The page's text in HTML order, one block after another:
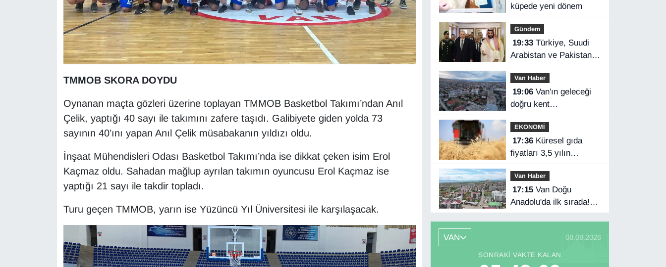
TMMOB SKORA DOYDU
Oynanan maçta gözleri üzerine toplayan TMMOB Basketbol Takımı’ndan Anıl
Çelik, yaptığı 40 sayı ile takımını zafere taşıdı. Galibiyete giden yolda 73
sayının 40’ını yapan Anıl Çelik müsabakanın yıldızı oldu.
İnşaat Mühendisleri Odası Basketbol Takımı’nda ise dikkat çeken isim Erol
Kaçmaz oldu. Sahadan mağlup ayrılan takımın oyuncusu Erol Kaçmaz ise
yaptığı 21 sayı ile takdir topladı.
Turu geçen TMMOB, yarın ise Yüzüncü Yıl Üniversitesi ile karşılaşacak.
küpede yeni dönem
Gündem
19:33Türkiye, Suudi
Arabistan ve Pakistan
üçlü savunma
anlaşması imzaladı
Van Haber
19:06Van'ın geleceği
doğru kent
planlamasında
EKONOMİ
17:36Küresel gıda
fiyatları 3,5 yılın
zirvesinde
Van Haber
17:15Van Doğu
Anadolu'da ilk sırada!
Bakanlık verileri
VAN
08.08.2026
SONRAKI VAKTE KALAN
RÖPORTAJ
Sinema - TV
TEKNOLOJİ